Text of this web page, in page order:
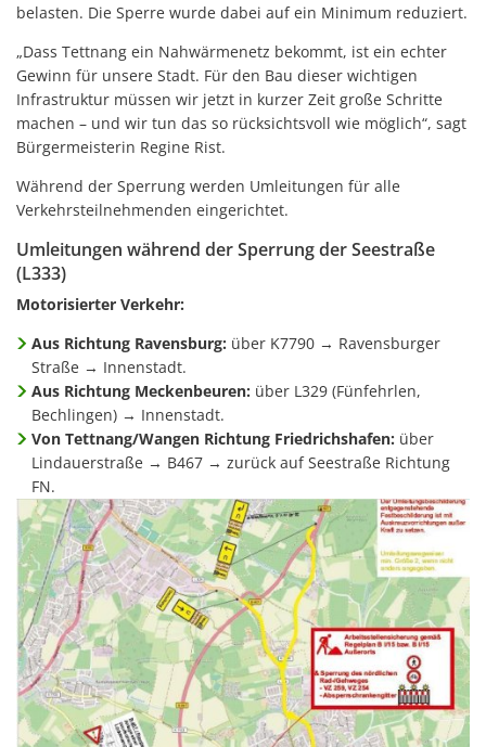
belasten. Die Sperre wurde dabei auf ein Minimum reduziert.
„Dass Tettnang ein Nahwärmenetz bekommt, ist ein echter
Gewinn für unsere Stadt. Für den Bau dieser wichtigen
Infrastruktur müssen wir jetzt in kurzer Zeit große Schritte
machen – und wir tun das so rücksichtsvoll wie möglich“, sagt
Bürgermeisterin Regine Rist.
Während der Sperrung werden Umleitungen für alle
Verkehrsteilnehmenden eingerichtet.
Umleitungen während der Sperrung der Seestraße
(L333)
Motorisierter Verkehr:
Aus Richtung Ravensburg: über K7790 → Ravensburger
Straße → Innenstadt.
Aus Richtung Meckenbeuren: über L329 (Fünfehrlen,
Bechlingen) → Innenstadt.
Von Tettnang/Wangen Richtung Friedrichshafen: über
Lindauerstraße → B467 → zurück auf Seestraße Richtung
FN.